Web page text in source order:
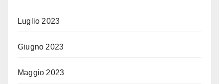
Luglio 2023
Giugno 2023
Maggio 2023